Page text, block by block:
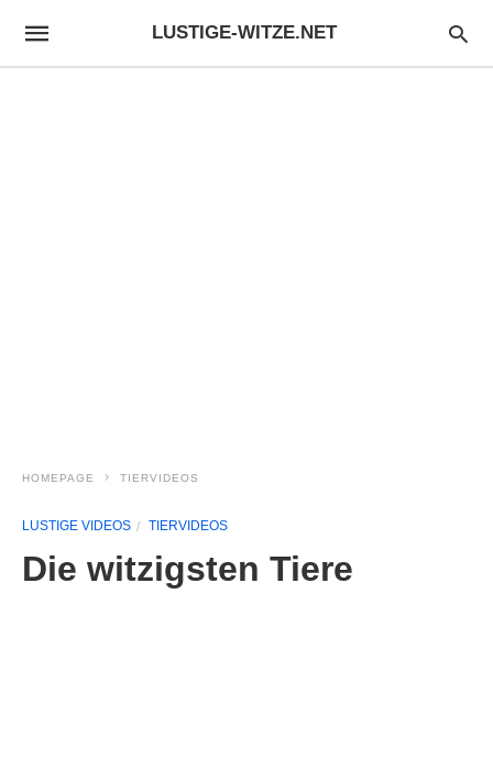
LUSTIGE-WITZE.NET
HOMEPAGE TIERVIDEOS
LUSTIGE VIDEOS TIERVIDEOS
Die witzigsten Tiere